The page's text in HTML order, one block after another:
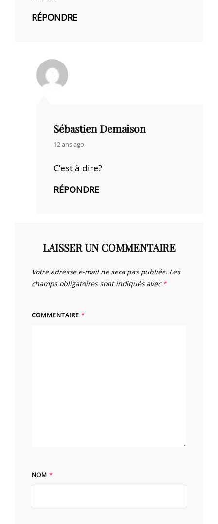
RÉPONDRE
Sébastien Demaison
says:
12 ans ago
C’est à dire?
RÉPONDRE
LAISSER UN COMMENTAIRE
Votre adresse e-mail ne sera pas publiée. Les
champs obligatoires sont indiqués avec *
COMMENTAIRE *
NOM *